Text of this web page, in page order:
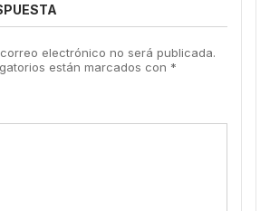
electrónico no será publicada.
están marcados con *